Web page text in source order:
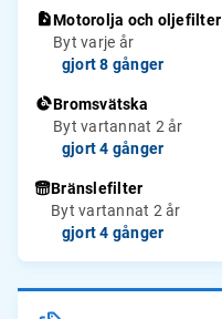
Motorolja och oljefilter
Byt varje år
gjort 8 gånger
Bromsvätska
Byt vartannat 2 år
gjort 4 gånger
Bränslefilter
Byt vartannat 2 år
gjort 4 gånger